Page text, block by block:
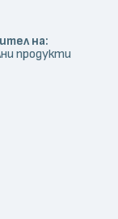
на:
продукти